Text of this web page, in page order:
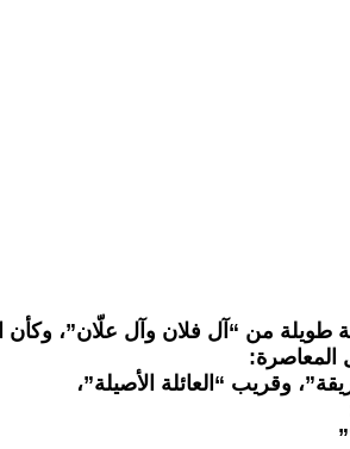
طويلة من “آل فلان وآل علّان”،
المعاصرة:
وقريب “العائلة الأصيلة”،